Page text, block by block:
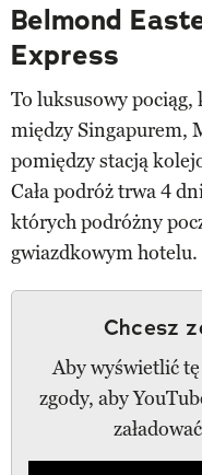
Belmond
Express
To luksusowy
między Singapurem,
pomiędzy stacją
Cała podróż trwa 4
których podróżny
gwiazdkowym hotelu.
Chcesz
Aby wyświetlić
zgody, aby